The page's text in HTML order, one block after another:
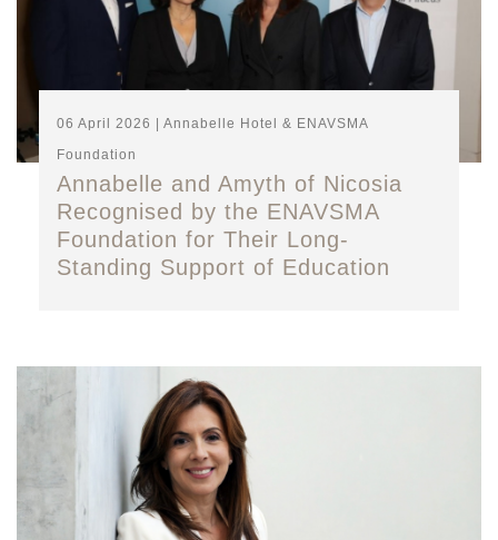
06 April 2026 | Annabelle Hotel & ENAVSMA
Foundation
Annabelle and Amyth of Nicosia
Recognised by the ENAVSMA
Foundation for Their Long-
Standing Support of Education